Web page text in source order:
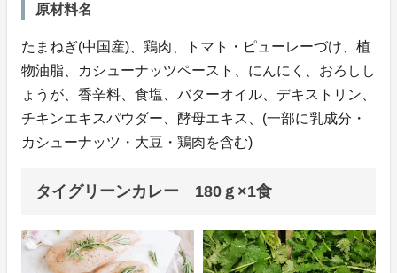
原材料名
たまねぎ(中国産)、鶏肉、トマト・ピューレーづけ、植
物油脂、カシューナッツペースト、にんにく、おろしし
ょうが、香辛料、食塩、バターオイル、デキストリン、
チキンエキスパウダー、酵母エキス、(一部に乳成分・
カシューナッツ・大豆・鶏肉を含む)
タイグリーンカレー 180ｇ×1食